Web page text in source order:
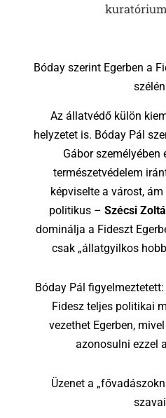
Bóday szerint Egerben a
szélén
Az állatvédő külön
helyzetet is. Bóday Pál
Gábor személyében
természetvédelem
képviselte a várost,
politikus – Szécsi
dominálja a Fideszt
csak „állatgyilkos
Bóday Pál
Fidesz teljes politikai
vezethet Egerben,
azonosulni ezzel
Üzenet a